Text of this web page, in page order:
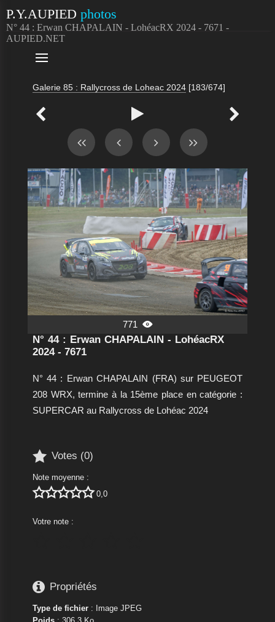
P.Y.AUPIED photos
N° 44 : Erwan CHAPALAIN - LohéacRX 2024 - 7671 -
AUPIED.NET

Galerie 85 : Rallycross de Loheac 2024 [183/674]
  
771 
N° 44 : Erwan CHAPALAIN - LohéacRX
2024 - 7671
N° 44 : Erwan CHAPALAIN (FRA) sur PEUGEOT
208 WRX, termine à la 15ème place en catégorie :
SUPERCAR au Rallycross de Lohéac 2024
 Votes (0)
Note moyenne :
 0,0
Votre note :
 Propriétés
Type de fichier: Image JPEG